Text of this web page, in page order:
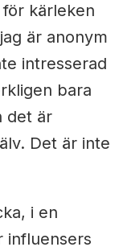
kärleken
är anonym
intresserad
bara
det är
Det är inte
i en
influensers